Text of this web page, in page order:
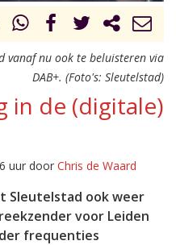
vanaf nu ook te beluisteren via
DAB+. (Foto's: Sleutelstad)
in de (digitale)
uur door Chris de Waard
Sleutelstad ook weer
voor Leiden
frequenties